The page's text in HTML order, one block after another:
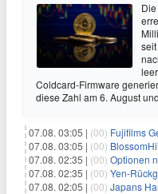
Coldcard-Firmware
diese Zahl am 6. August
07.08. 03:05 | (00) Fujifilms
07.08. 03:05 | (00) BlossomHill
07.08. 02:35 | (00) Optionen
07.08. 02:35 | (00) Yen-Rückgang:
07.08. 02:05 | (00) Japans Haushalte